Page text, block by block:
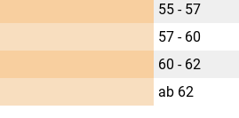
55 - 57
57 - 60
60 - 62
ab 62